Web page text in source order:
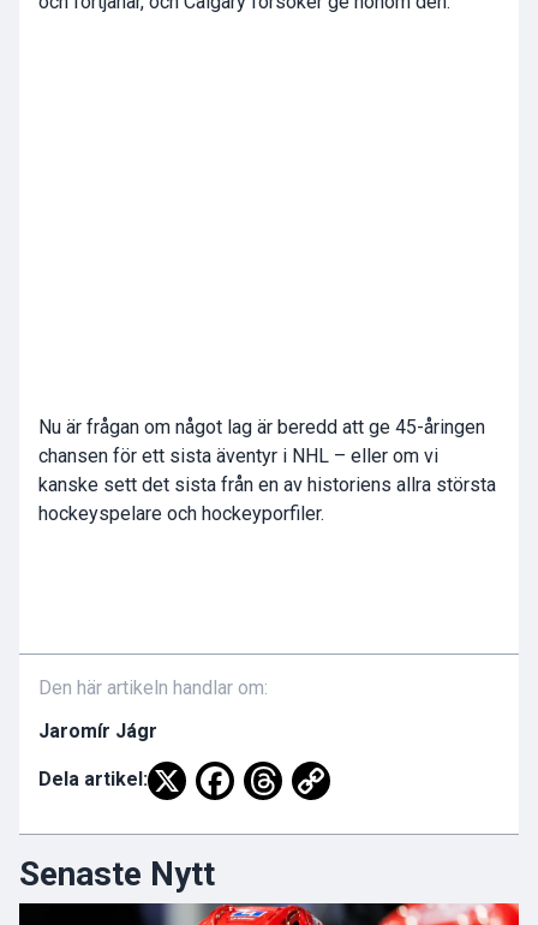
Nu är frågan om något lag är beredd att ge 45-åringen
chansen för ett sista äventyr i NHL – eller om vi
kanske sett det sista från en av historiens allra största
hockeyspelare och hockeyporfiler.
Den här artikeln handlar om:
Jaromír Jágr
Dela artikel:
Senaste Nytt